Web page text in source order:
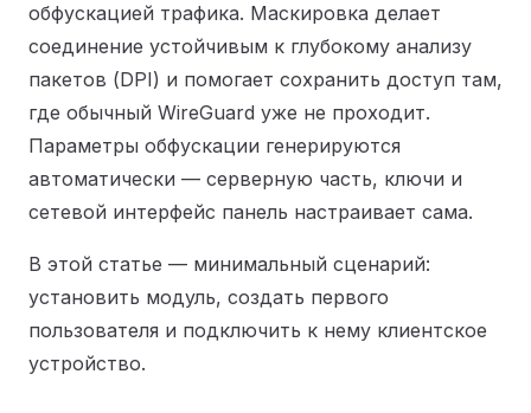
обфускацией трафика. Маскировка делает
соединение устойчивым к глубокому анализу
пакетов (DPI) и помогает сохранить доступ там,
где обычный WireGuard уже не проходит.
Параметры обфускации генерируются
автоматически — серверную часть, ключи и
сетевой интерфейс панель настраивает сама.
В этой статье — минимальный сценарий:
установить модуль, создать первого
пользователя и подключить к нему клиентское
устройство.